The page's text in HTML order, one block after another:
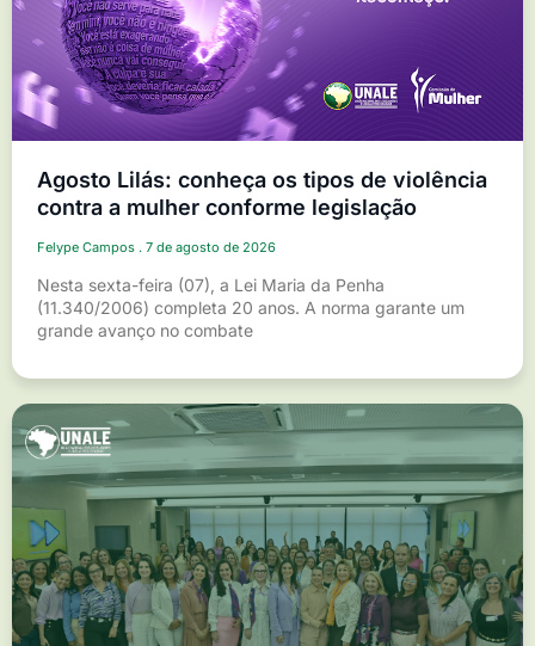
Agosto Lilás: conheça os tipos de violência
contra a mulher conforme legislação
Felype Campos 7 de agosto de 2026
Nesta sexta-feira (07), a Lei Maria da Penha
(11.340/2006) completa 20 anos. A norma garante um
grande avanço no combate